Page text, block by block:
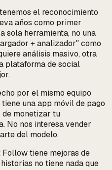
el reconocimiento
años como primer
sola herramienta, no una
+ analizador" como
análisis masivo, otra
plataforma de social
por el mismo equipo
tiene una app móvil de pago
de monetizar tu
No nos interesa vender
del modelo.
Follow tiene mejoras de
no tiene nada que